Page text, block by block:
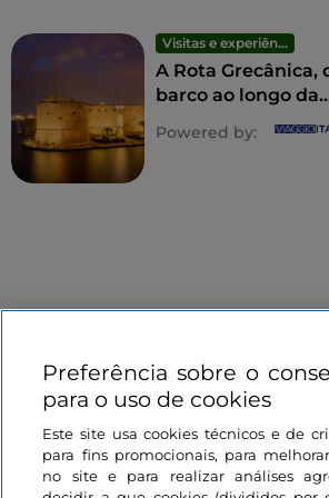
Visitas e experiências
A Rota Grecânica,
barco ao longo da
costa jónica de
Crotone a Taranto
Powered by:
Informações sobre o site
Ligações úteis
Preferência sobre o
para o uso de cookies
Este site usa cookies técnicos e de
para fins promocionais, para
no site e para realizar análises